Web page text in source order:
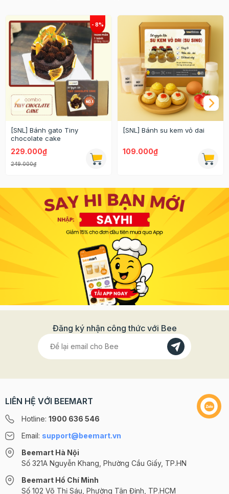
[SNL] Bánh gato Tiny
chocolate cake
229.000₫
249.000₫
[SNL] Bánh su kem vỏ dai
109.000₫
Đăng ký nhận công thức với Bee
LIÊN HỆ VỚI BEEMART
Hotline: 1900 636 546
Email: support@beemart.vn
Beemart Hà Nội
Số 321A Nguyễn Khang, Phường Cầu Giấy, TP.HN
Beemart Hồ Chí Minh
Số 102 Võ Thị Sáu, Phường Tân Định, TP.HCM